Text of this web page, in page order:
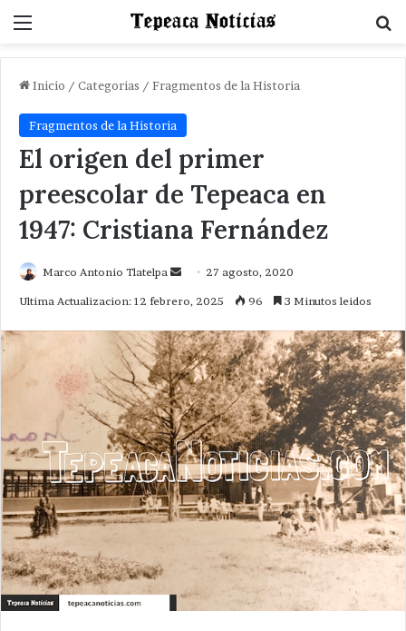
Menu
Inicio / Categorias / Fragmentos de la Historia
Fragmentos de la Historia
El origen del primer
preescolar de Tepeaca en
1947: Cristiana Fernández
Marco Antonio Tlatelpa
Send 27 agosto, 2020
Ultima Actualizacion: 12 febrero, 2025 96 3 Minutos leidos